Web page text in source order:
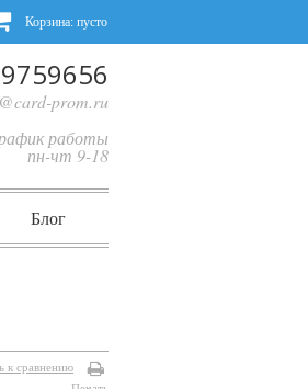
Корзина: пусто
prom.ru
работы
пн-чт 9-18
Блог
к сравнению